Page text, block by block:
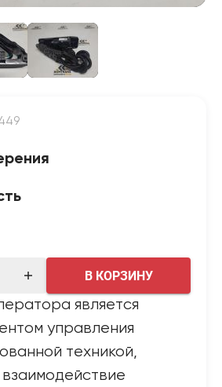
В КОРЗИНУ
является
управления
техникой,